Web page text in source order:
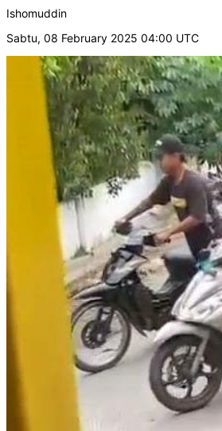
Ishomuddin
Sabtu, 08 February 2025 04:00 UTC